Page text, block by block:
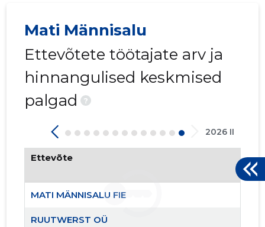
Mati Männisalu
Ettevõtete töötajate arv ja
hinnangulised keskmised
palgad
?
2026 II
Ettevõte
MATI MÄNNISALU FIE
RUUTWERST OÜ